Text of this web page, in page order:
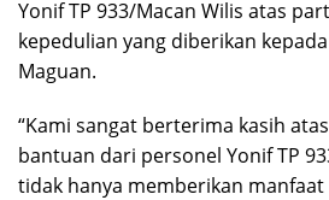
Yonif TP 933/Macan Wilis atas
kepedulian yang diberikan
Maguan.
“Kami sangat berterima kasih
bantuan dari personel Yonif TP
tidak hanya memberikan